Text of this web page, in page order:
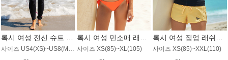
사이즈 XS(85)~XL(105) 사이즈 XS(85)~XXL(110)